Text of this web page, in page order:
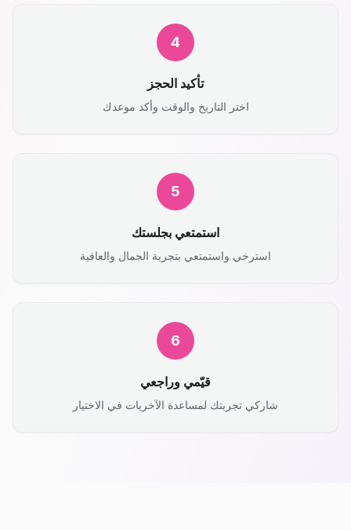
4
تأكيد الحجز
اختر التاريخ والوقت وأكد موعدك
5
استمتعي بجلستك
استرخي واستمتعي بتجربة الجمال والعافية
6
قيّمي وراجعي
شاركي تجربتك لمساعدة الآخريات في الاختيار